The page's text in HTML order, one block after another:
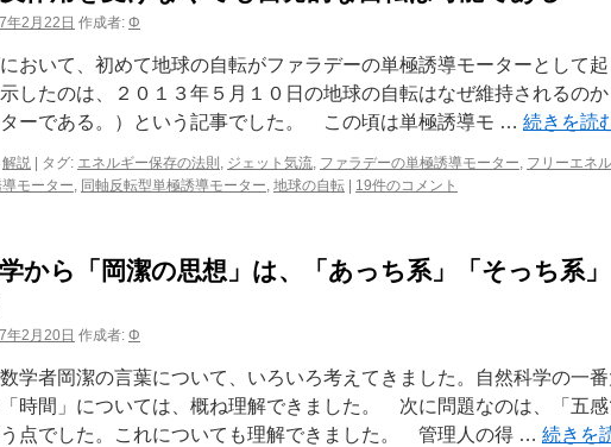
年2月22日 作成者: Φ
おいて、初めて地球の自転がファラデーの単極誘導モーターとして
したのは、２０１３年５月１０日の地球の自転はなぜ維持されるの
ーである。）という記事でした。 この頃は単極誘導モ … 続きを読
解説 タグ: エネルギー保存の法則 , ジェット気流, ファラデーの単極誘導モーター, フリーエネ
モーター, 同軸反転型単極誘導モーター, 地球の自転 19件のコメント
から「岡潔の思想」は、「あっち系」「そっち系
年2月20日 作成者: Φ
学者岡潔の言葉について、いろいろ考えてきました。自然科学の一
時間」については、概ね理解できました。 次に問題なのは、「五
点でした。これについても理解できました。 管理人の得 … 続きを